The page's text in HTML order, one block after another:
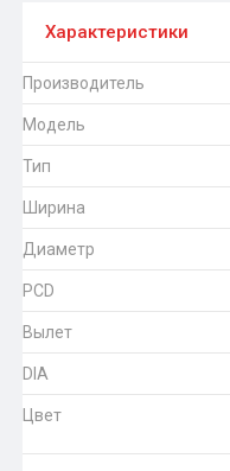
Характеристики
Производитель
Модель
Тип
Ширина
Диаметр
PCD
Вылет
DIA
Цвет